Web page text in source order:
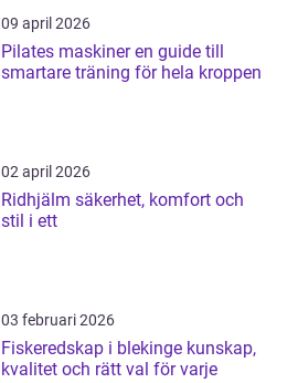
09 april 2026
Pilates maskiner en guide till
smartare träning för hela kroppen
02 april 2026
Ridhjälm säkerhet, komfort och
stil i ett
03 februari 2026
Fiskeredskap i blekinge kunskap,
kvalitet och rätt val för varje